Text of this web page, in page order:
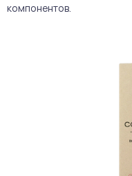
компонентов.